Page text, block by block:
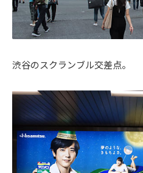
渋谷のスクランブル交差点。